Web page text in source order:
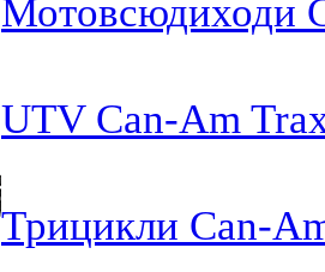
Мотовсюдиходи
UTV Can-Am
Трицикли Can-